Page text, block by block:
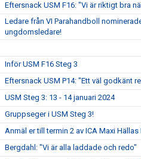
Eftersnack USM F16: "Vi är riktigt bra
Ledare från VI Parahandboll
ungdomsledare!
Inför USM F16 Steg 3
Eftersnack USM P14: "Ett väl godkänt
USM Steg 3: 13 - 14 januari 2024
Gruppseger i USM Steg 3!
Anmäl er till termin 2 av ICA Maxi Hällas
Bergdahl: "Vi är alla laddade och redo"